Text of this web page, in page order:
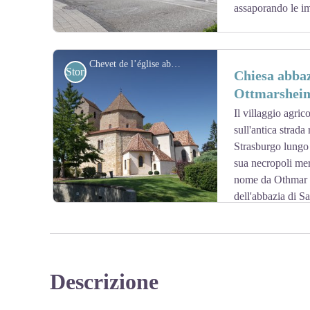
View picture in full screen
assaporando le
Chevet de l’église abbatiale d’Ottmarsheim - Wikimedia Commons Ralph Hammann
View picture in full screen
Storici
Chiesa
Il villaggio
sull'antica strada
Strasburgo
sua necropoli
nome da
dell'abbazia di
una chiesa a pianta centrale ottagonale in stile
Descrizione